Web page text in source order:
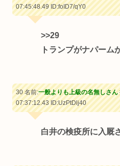
07:45:48.49ID:foID7/qY0
>>29
トランプがナパーム
30 名前:一般よりも上級の名無しさん
07:37:12.43ID:UzPtDlj40
白井の検疫所に入厩